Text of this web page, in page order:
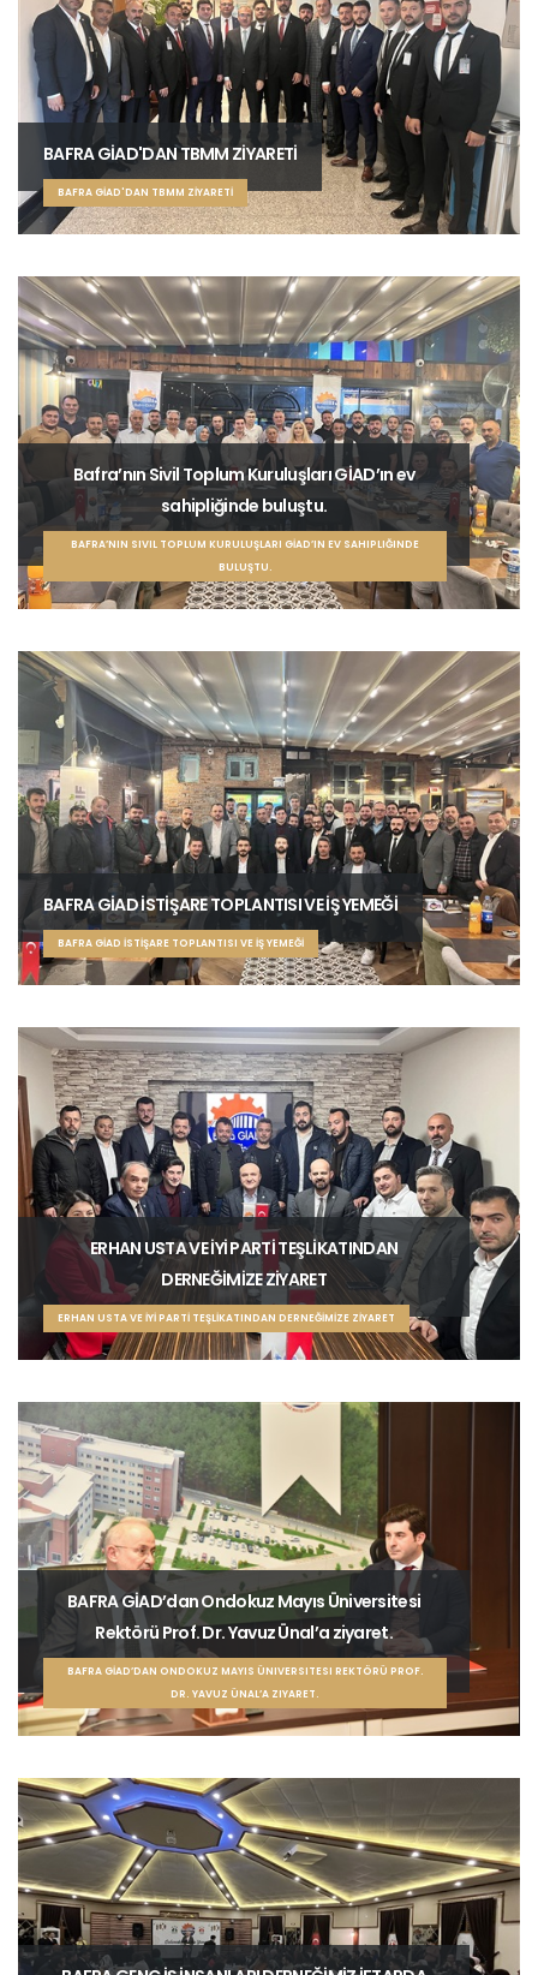
BAFRA GİAD'DAN TBMM ZİYARETİ
BAFRA GİAD'DAN TBMM ZİYARETİ
Bafra’nın Sivil Toplum Kuruluşları GİAD’ın ev
sahipliğinde buluştu.
BAFRA’NIN SIVIL TOPLUM KURULUŞLARI GİAD’IN EV SAHIPLIĞINDE
BULUŞTU.
BAFRA GİAD İSTİŞARE TOPLANTISI VE İŞ YEMEĞİ
BAFRA GİAD İSTİŞARE TOPLANTISI VE İŞ YEMEĞİ
ERHAN USTA VE İYİ PARTİ TEŞLİKATINDAN
DERNEĞİMİZE ZİYARET
ERHAN USTA VE İYİ PARTİ TEŞLİKATINDAN DERNEĞİMİZE ZİYARET
BAFRA GİAD’dan Ondokuz Mayıs Üniversitesi
Rektörü Prof. Dr. Yavuz Ünal’a ziyaret.
BAFRA GİAD’DAN ONDOKUZ MAYIS ÜNIVERSITESI REKTÖRÜ PROF.
DR. YAVUZ ÜNAL’A ZIYARET.